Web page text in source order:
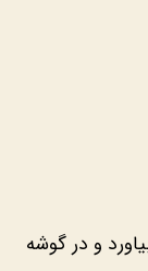
و در گوشه